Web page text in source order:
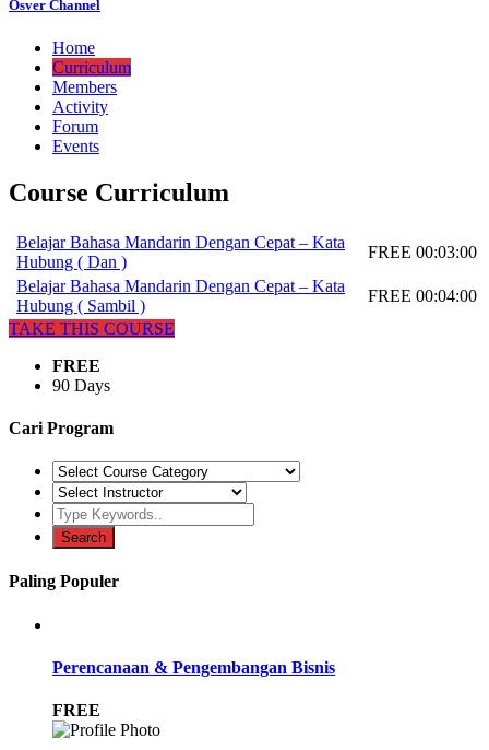
Osver Channel
Home
Curriculum
Members
Activity
Forum
Events
Course Curriculum
Belajar Bahasa Mandarin Dengan Cepat – Kata
Hubung ( Dan )
FREE 00:03:00
Belajar Bahasa Mandarin Dengan Cepat – Kata
Hubung ( Sambil )
FREE 00:04:00
TAKE THIS COURSE
FREE
90 Days
Cari Program
Paling Populer
Perencanaan & Pengembangan Bisnis
FREE